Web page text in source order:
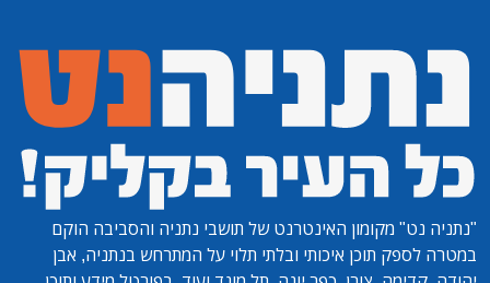
"נתניה נט" מקומון האינטרנט של תושבי נתניה והסביבה הוקם
במטרה לספק תוכן איכותי ובלתי תלוי על המתרחש בנתניה, אבן